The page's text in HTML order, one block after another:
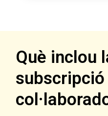
Què inclou
subscripció